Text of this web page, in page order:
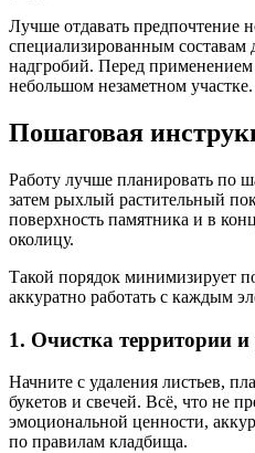
Лучше отдавать предпочтение
специализированным составам
надгробий. Перед применением
небольшом незаметном участке.
Пошаговая
Работу лучше планировать по
затем рыхлый растительный
поверхность памятника и в
околицу.
Такой порядок минимизирует
аккуратно работать с каждым
1. Очистка территории и
Начните с удаления листьев,
букетов и свечей. Всё, что не
эмоциональной ценности,
по правилам кладбища.